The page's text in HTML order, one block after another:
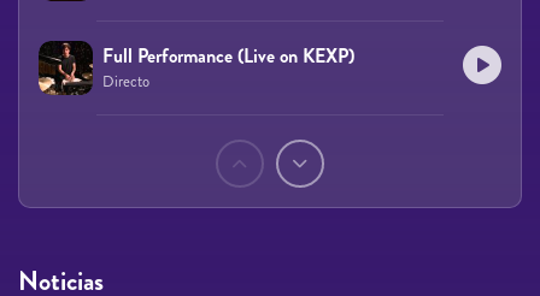
Noticias
Full Performance (Live on KEXP)
Directo